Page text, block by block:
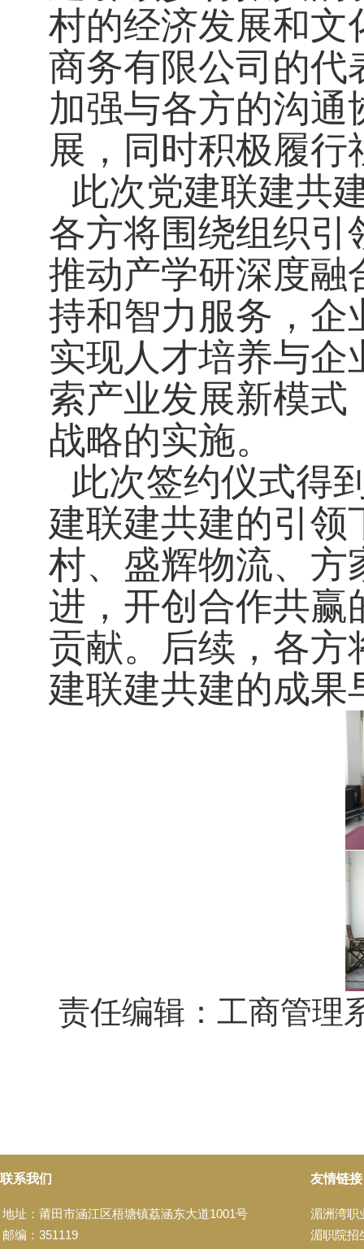
村的经济发展和文
商务有限公司的代
加强与各方的沟
展，同时积极履
此次党建联建共
各方将围绕组织引
推动产学研深度融
持和智力服务，企
实现人才培养与企
索产业发展新模式
战略的实施。
此次签约仪式得
建联建共建的引领
村、盛辉物流、方
进，开创合作共赢
贡献。后续，各方
建联建共建的成果
责任编辑：工商管理
联系我们
地址：莆田市涵江区梧塘镇荔涵东大道1001号
邮编：351119
友情链接
湄洲湾职
湄职院招